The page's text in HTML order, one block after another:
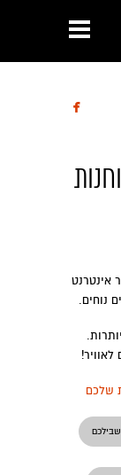

אינטרנט
נוחים.
שלכם